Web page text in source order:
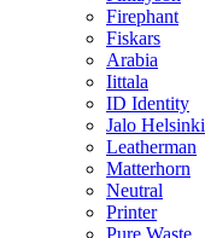
Firephant
Fiskars
Arabia
Iittala
ID Identity
Jalo Helsinki
Leatherman
Matterhorn
Neutral
Printer
Pure Waste